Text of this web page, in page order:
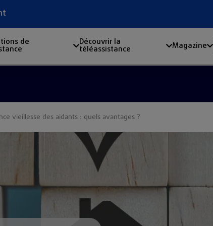
de Découvrir la
téléassistance Magazine
vieillesse des aidants : quels avantages ?